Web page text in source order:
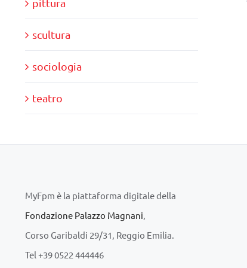
scultura
sociologia
teatro
MyFpm è la piattaforma digitale della
Fondazione Palazzo Magnani
Corso Garibaldi 29/31, Reggio Emilia.
Tel +39 0522 444446